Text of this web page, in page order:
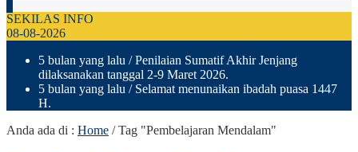
SEKILAS INFO
08-08-2026
5 bulan yang lalu / Penilaian Sumatif Akhir Jenjang
dilaksanakan tanggal 2-9 Maret 2026.
5 bulan yang lalu / Selamat menunaikan ibadah puasa 1447
H.
Anda ada di : Home /Tag "Pembelajaran Mendalam"